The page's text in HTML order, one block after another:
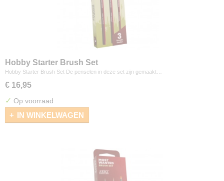
Hobby Starter Brush Set
Hobby Starter Brush Set De penselen in deze set zijn gemaakt…
€ 16,95
✓ Op voorraad
IN WINKELWAGEN